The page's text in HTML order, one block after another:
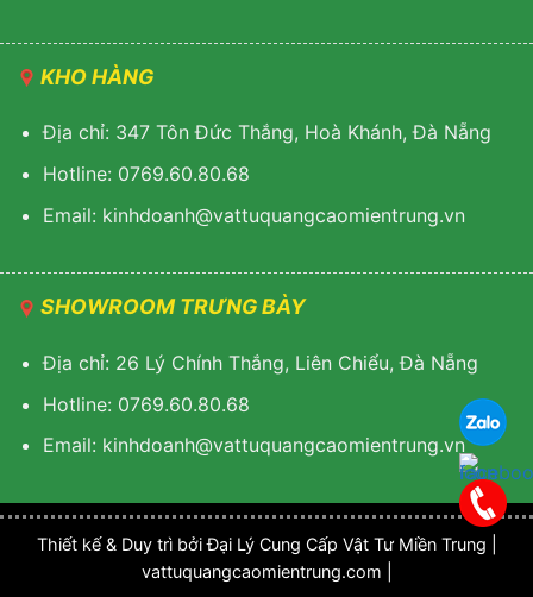
KHO HÀNG
Địa chỉ: 347 Tôn Đức Thắng, Hoà Khánh, Đà Nẵng
Hotline: 0769.60.80.68
Email: kinhdoanh@vattuquangcaomientrung.vn
SHOWROOM TRƯNG BÀY
Địa chỉ: 26 Lý Chính Thắng, Liên Chiểu, Đà Nẵng
Hotline: 0769.60.80.68
Email: kinhdoanh@vattuquangcaomientrung.vn
Thiết kế & Duy trì bởi Đại Lý Cung Cấp Vật Tư Miền Trung |
vattuquangcaomientrung.com |